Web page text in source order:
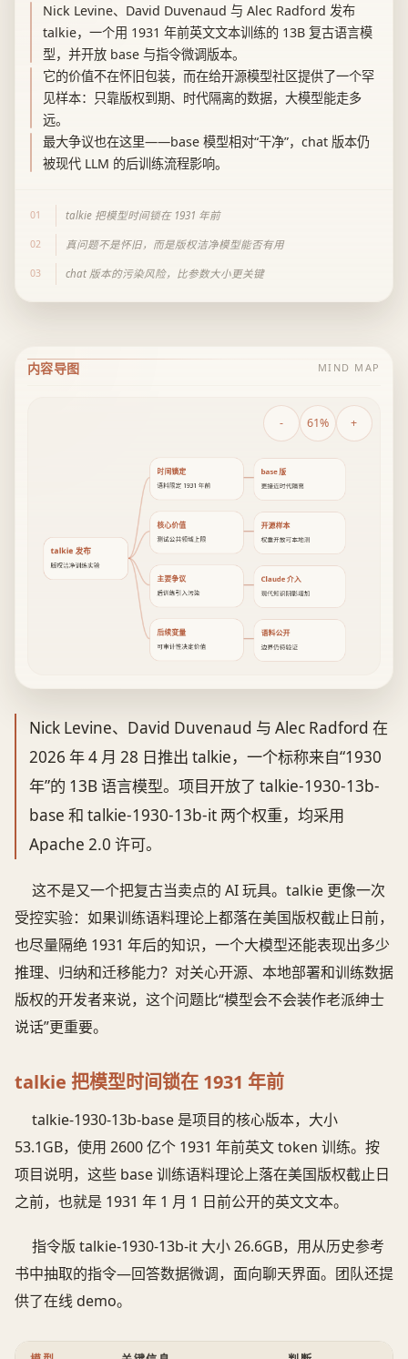
Nick Levine、David Duvenaud 与 Alec Radford 发布
talkie，一个用 1931 年前英文文本训练的 13B 复古语言模
型，并开放 base 与指令微调版本。
它的价值不在怀旧包装，而在给开源模型社区提供了一个罕
见样本：只靠版权到期、时代隔离的数据，大模型能走多
远。
最大争议也在这里——base 模型相对“干净”，chat 版本仍
被现代 LLM 的后训练流程影响。
01 talkie 把模型时间锁在 1931 年前
02 真问题不是怀旧，而是版权洁净模型能否有用
03 chat 版本的污染风险，比参数大小更关键
内容导图 MIND MAP
- 61% +
talkie 发布
版权洁净训练实验
时间锁定
语料限定 1931 年前
base 版
更接近时代隔离
核心价值
测试公共领域上限
开源样本
权重开放可本地测
主要争议
后训练引入污染
Claude 介入
现代知识阴影增加
后续变量
可审计性决定价值
语料公开
边界仍待验证
Nick Levine、David Duvenaud 与 Alec Radford 在
2026 年 4 月 28 日推出 talkie，一个标称来自“1930
年”的 13B 语言模型。项目开放了 talkie-1930-13b-
base 和 talkie-1930-13b-it 两个权重，均采用
Apache 2.0 许可。
这不是又一个把复古当卖点的 AI 玩具。talkie 更像一次
受控实验：如果训练语料理论上都落在美国版权截止日前，
也尽量隔绝 1931 年后的知识，一个大模型还能表现出多少
推理、归纳和迁移能力？对关心开源、本地部署和训练数据
版权的开发者来说，这个问题比“模型会不会装作老派绅士
说话”更重要。
talkie 把模型时间锁在 1931 年前
talkie-1930-13b-base 是项目的核心版本，大小
53.1GB，使用 2600 亿个 1931 年前英文 token 训练。按
项目说明，这些 base 训练语料理论上落在美国版权截止日
之前，也就是 1931 年 1 月 1 日前公开的英文文本。
指令版 talkie-1930-13b-it 大小 26.6GB，用从历史参考
书中抽取的指令—回答数据微调，面向聊天界面。团队还提
供了在线 demo。